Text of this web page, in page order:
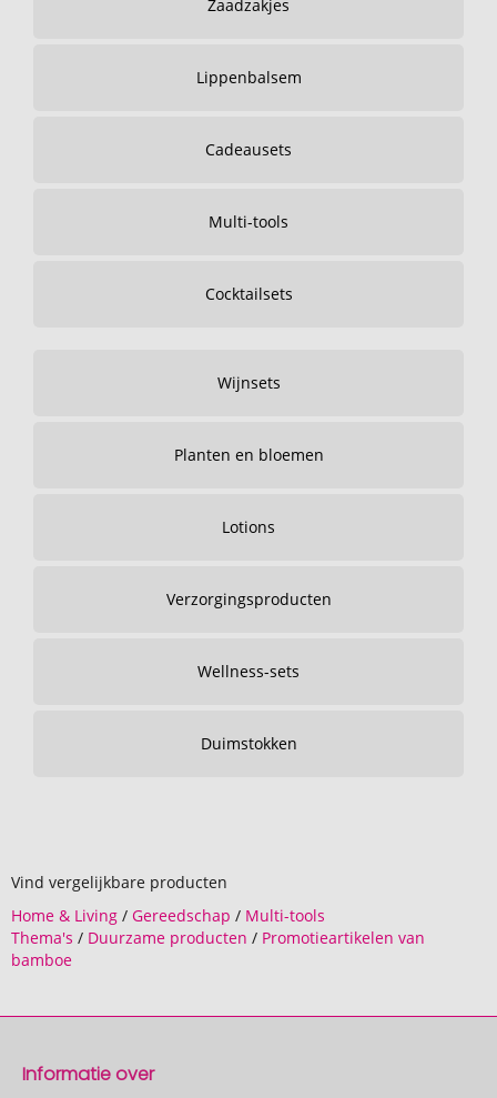
Zaadzakjes
Lippenbalsem
Cadeausets
Multi-tools
Cocktailsets
Wijnsets
Planten en bloemen
Lotions
Verzorgingsproducten
Wellness-sets
Duimstokken
Vind vergelijkbare producten
Home & Living / Gereedschap / Multi-tools
Thema's / Duurzame producten / Promotieartikelen van
bamboe
Informatie over